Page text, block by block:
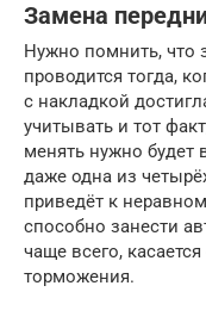
Замена
Нужно помнить, что
проводится тогда,
с накладкой
учитывать и тот
менять нужно будет
даже одна из
приведёт к
способно занести
чаще всего,
торможения.